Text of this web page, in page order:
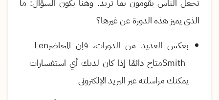
تجعل الناس يقومون بما تريد. وهنا يكون السؤال: ما
الذي يميز هذه الدورة عن غيرها؟
بعكس العديد من الدورات، فإن المحاضرLen
Smithمتاح دائمًا إذا كان لديك أي استفسارات
يمكنك مراسلته عبر البريد الإلكتروني